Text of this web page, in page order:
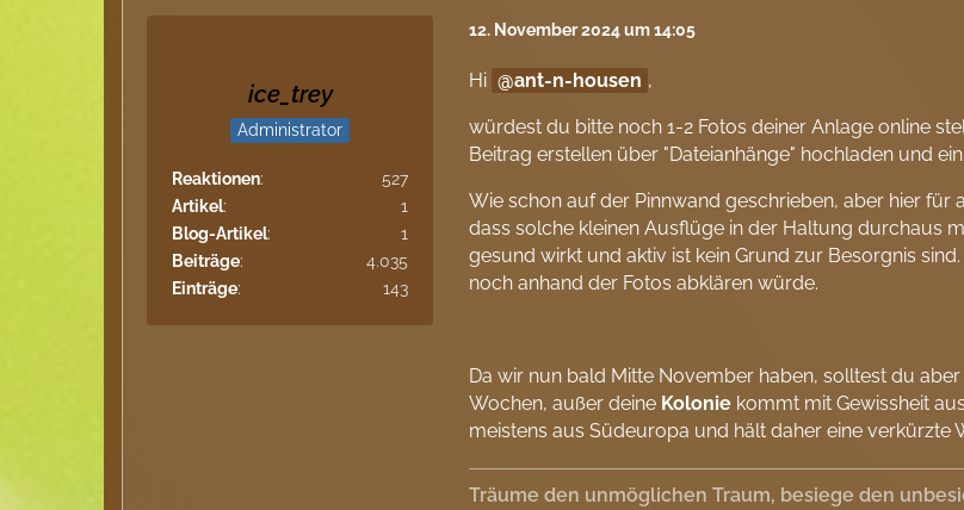
ice_trey
Administrator
Reaktionen
527
Artikel
1
Blog-Artikel
1
Beiträge
4.035
Einträge
143
12. November 2024 um 14:05
Hi ant-n-housen ,
würdest du bitte noch 1-2 Fotos deiner Anlage online
Beitrag erstellen über "Dateianhänge" hochladen und
Wie schon auf der Pinnwand geschrieben, aber hier für
dass solche kleinen Ausflüge in der Haltung durchaus
gesund wirkt und aktiv ist kein Grund zur Besorgnis
noch anhand der Fotos abklären würde.
Da wir nun bald Mitte November haben, solltest du
Wochen, außer deine Kolonie kommt mit Gewissheit
meistens aus Südeuropa und hält daher eine verkürzte
Träume den unmöglichen Traum, besiege den